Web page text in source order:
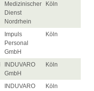
Medizinischer
Dienst
Nordrhein
Köln
Impuls
Personal
GmbH
Köln
INDUVARO
GmbH
Köln
INDUVARO
Köln